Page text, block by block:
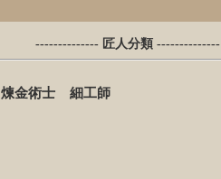
-------------- 匠人分類 --------------
煉金術士 細工師